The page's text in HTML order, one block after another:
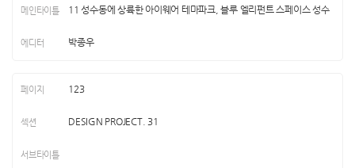
11 성수동에 상륙한 아이웨어 테마파크, 블루 엘리펀트 스페이스 성수
박종우
123
DESIGN PROJECT. 31